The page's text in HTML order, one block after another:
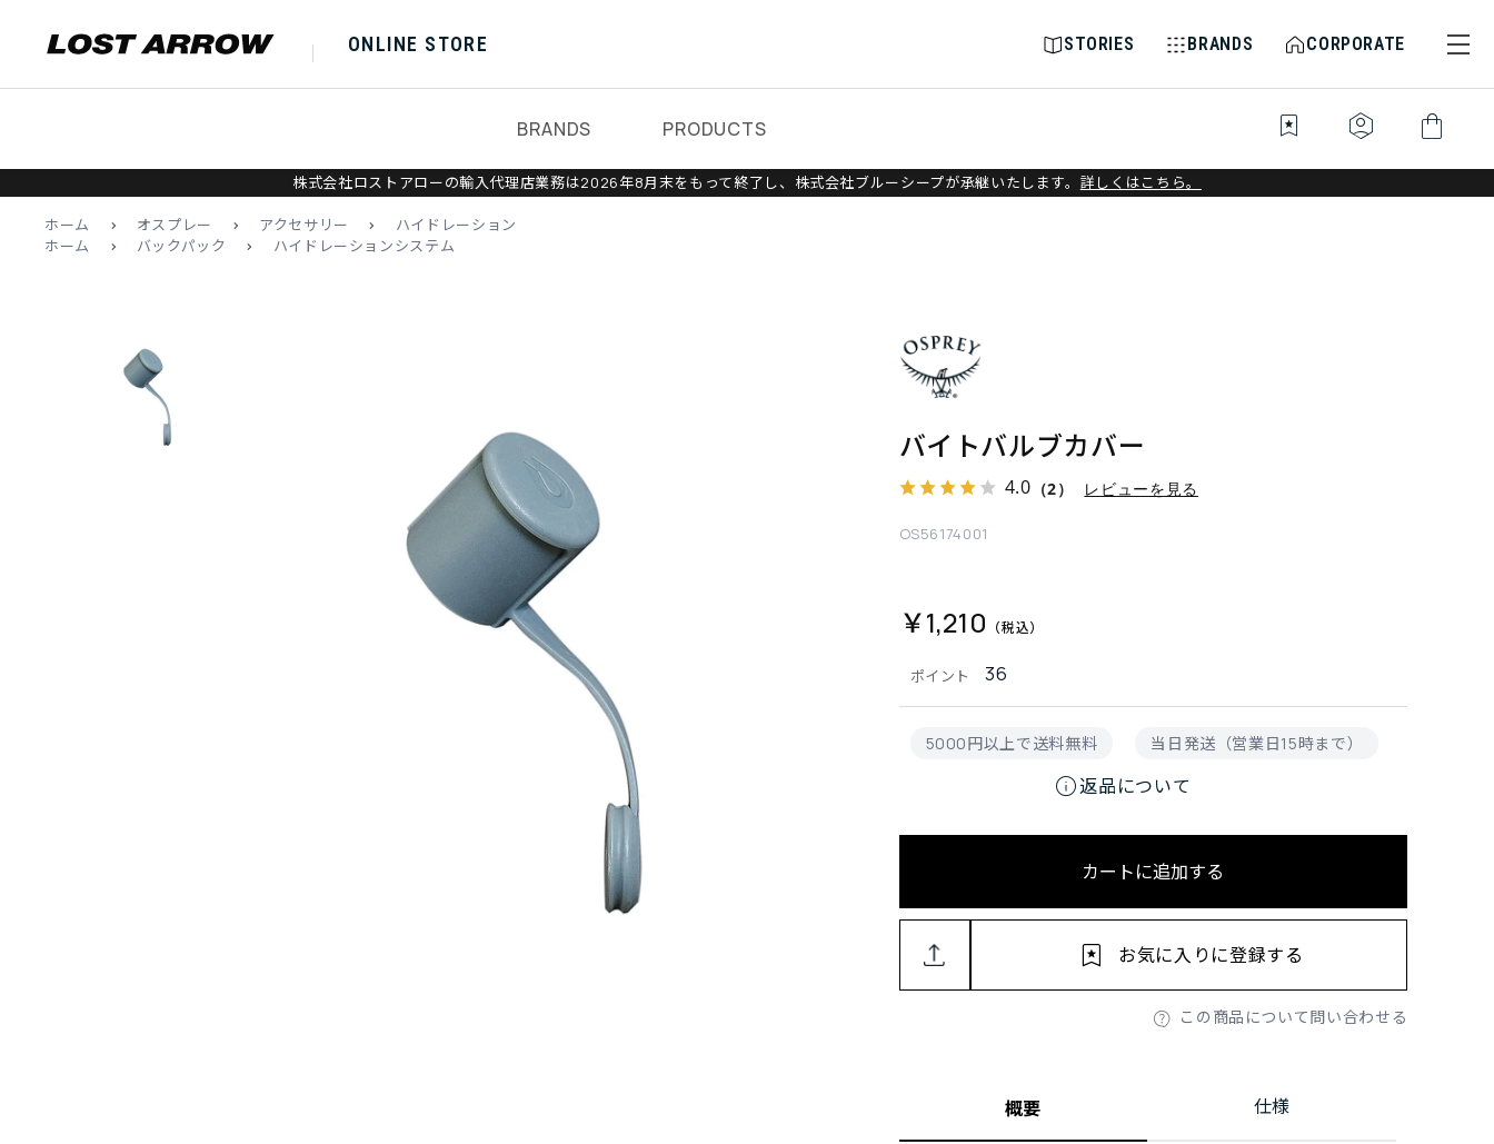
ONLINE STORE STORIES BRANDS CORPORATE
BRANDS PRODUCTS bookmark_star identity_platform shopping_bag
株式会社ロストアローの輸入代理店業務は2026年8月末をもって終了し、株式会社ブルーシープが承継いたします。 詳しくはこちら。
ホーム > オスプレー > アクセサリー >
ハイドレーション
ホーム
> バックパック > ハイドレーションシステム
バイトバルブカバー
4.0 （2） レビューを見る
OS56174001
ポイント 36
5000円以上で送料無料 当日発送（営業日15時まで）
info返品について
￥1,210
カートに追加する
この商品について問い合わせる
お気に入りに登録する
概要 仕様